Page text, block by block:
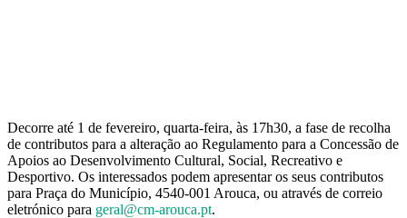
Decorre até 1 de fevereiro, quarta-feira, às 17h30, a fase de recolha
de contributos para a alteração ao Regulamento para a Concessão de
Apoios ao Desenvolvimento Cultural, Social, Recreativo e
Desportivo. Os interessados podem apresentar os seus contributos
para Praça do Município, 4540-001 Arouca, ou através de correio
eletrónico para geral@cm-arouca.pt.